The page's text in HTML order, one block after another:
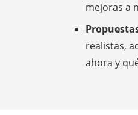
mejoras a
realistas,
ahora y